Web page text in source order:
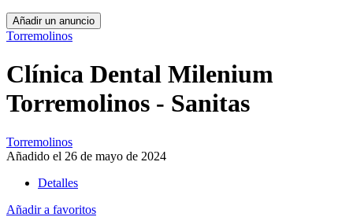
Añadir un anuncio
Torremolinos
Clínica Dental Milenium
Torremolinos - Sanitas
Torremolinos
Añadido el 26 de mayo de 2024
Detalles
Añadir a favoritos